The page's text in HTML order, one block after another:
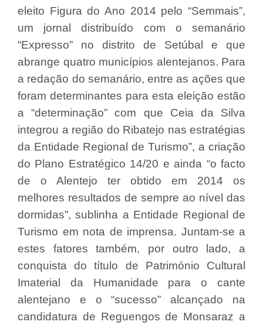
eleito Figura do Ano 2014 pelo “Semmais”,
um jornal distribuído com o semanário
“Expresso” no distrito de Setúbal e que
abrange quatro municípios alentejanos. Para
a redação do semanário, entre as ações que
foram determinantes para esta eleição estão
a “determinação” com que Ceia da Silva
integrou a região do Ribatejo nas estratégias
da Entidade Regional de Turismo”, a criação
do Plano Estratégico 14/20 e ainda “o facto
de o Alentejo ter obtido em 2014 os
melhores resultados de sempre ao nível das
dormidas”, sublinha a Entidade Regional de
Turismo em nota de imprensa. Juntam-se a
estes fatores também, por outro lado, a
conquista do título de Património Cultural
Imaterial da Humanidade para o cante
alentejano e o “sucesso” alcançado na
candidatura de Reguengos de Monsaraz a